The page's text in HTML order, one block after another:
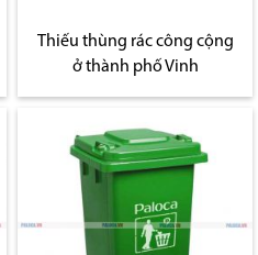
Thiếu thùng rác công cộng
ở thành phố Vinh